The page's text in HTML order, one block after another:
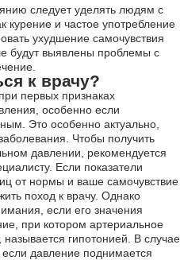
следует уделять людям с
курение и частое употребление
ухудшение самочувствия
будут выявлены проблемы с
к врачу?
первых признаках
особенно если
Это особенно актуально,
Чтобы получить
давлении, рекомендуется
Если показатели
от нормы и ваше самочувствие
поход к врачу. Однако
если его значения
при котором артериальное
гипотонией. В случае
если давление поднимается